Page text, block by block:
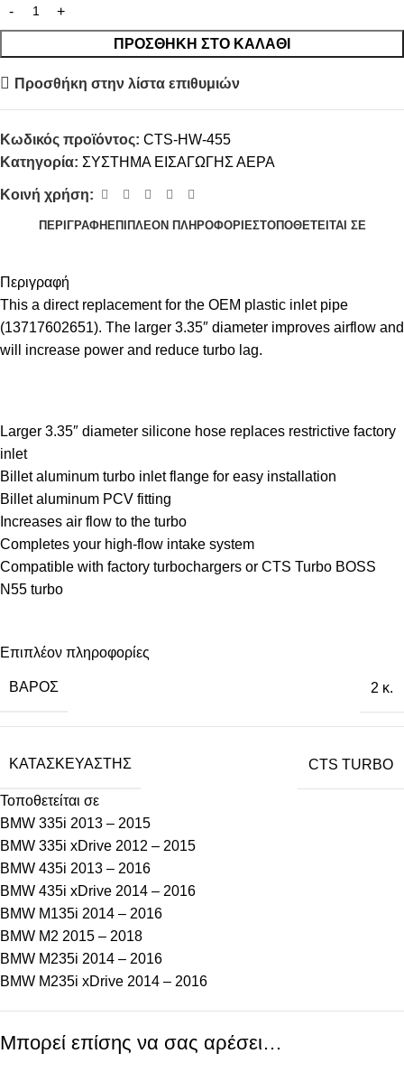
ΠΡΟΣΘΉΚΗ ΣΤΟ ΚΑΛΆΘΙ
Προσθήκη στην λίστα επιθυμιών
Κωδικός προϊόντος: CTS-HW-455
Κατηγορία: ΣΥΣΤΗΜΑ ΕΙΣΑΓΩΓΗΣ ΑΕΡΑ
Κοινή χρήση:
ΠΕΡΙΓΡΑΦΉ ΕΠΙΠΛΈΟΝ ΠΛΗΡΟΦΟΡΊΕΣΤΟΠΟΘΕΤΕΊΤΑΙ ΣΕ
Περιγραφή
This a direct replacement for the OEM plastic inlet pipe
(13717602651). The larger 3.35″ diameter improves airflow and
will increase power and reduce turbo lag.
Larger 3.35″ diameter silicone hose replaces restrictive factory
inlet
Billet aluminum turbo inlet flange for easy installation
Billet aluminum PCV fitting
Increases air flow to the turbo
Completes your high-flow intake system
Compatible with factory turbochargers or CTS Turbo BOSS
N55 turbo
Επιπλέον πληροφορίες
ΒΆΡΟΣ 2 κ.
ΚΑΤΑΣΚΕΥΑΣΤΉΣ CTS TURBO
Τοποθετείται σε
BMW 335i 2013 – 2015
BMW 335i xDrive 2012 – 2015
BMW 435i 2013 – 2016
BMW 435i xDrive 2014 – 2016
BMW M135i 2014 – 2016
BMW M2 2015 – 2018
BMW M235i 2014 – 2016
BMW M235i xDrive 2014 – 2016
Μπορεί επίσης να σας αρέσει…